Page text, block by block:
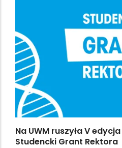
Na UWM ruszyła V
Studencki Grant Rektora